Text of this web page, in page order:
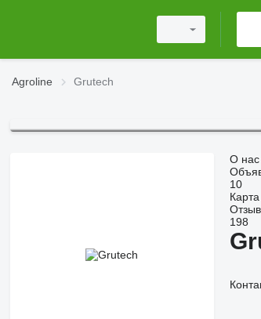
Agroline Grutech
О нас
10
Карта
198